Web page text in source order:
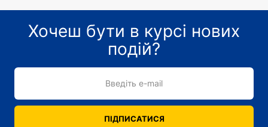
Хочеш бути в курсі нових
подій?
Введіть e-mail
ПІДПИСАТИСЯ